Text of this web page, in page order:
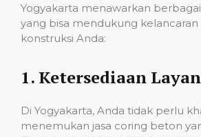
Yogyakarta menawarkan
yang bisa mendukung
konstruksi Anda:
1. Ketersediaan
Di Yogyakarta, Anda tidak perlu
menemukan jasa coring beton